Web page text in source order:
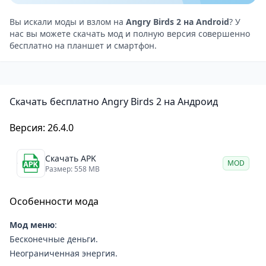
обнаружены, и это разозлило птиц. В роли главного
героя игры, Красного, геймерам необходимо
гоняться на воздушных шарах, чтобы поймать
врагов, одновременно ища ключ, спрятанный для
Геймплей в игре Angry Birds 2
неизменным по сравнению с оригинальной игрой.
Знакомый стиль координат
присутствует. Вы выбираете любую птицу, чтобы
чтобы выстрелить. Чтобы нанести высокий урон
противнику, игроку необходимо следить за тем,
чтобы угол выстрела был разумным, используя при
этом продуманную тактику и немного удачи.
Вы искали моды и взлом на Angry Birds 2 на Android? У
нас вы можете скачать мод и полную версия совершенно
бесплатно на планшет и смартфон.
Скачать бесплатно Angry Birds 2 на Андроид
Версия: 26.4.0
Скачать APK
Размер: 558 MB
MOD
Особенности мода
Мод меню:
Бесконечные деньги.
Неограниченная энергия.